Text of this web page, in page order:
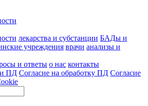
лекарства и субстанции БАДы и
учреждения врачи анализы и
и ответы о нас контакты
ПД Согласие на обработку ПД Согласие